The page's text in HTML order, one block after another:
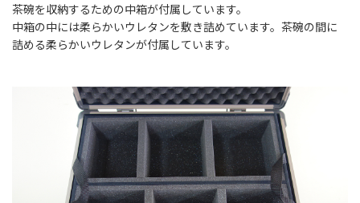
茶碗を収納するための中箱が付属しています。
中箱の中には柔らかいウレタンを敷き詰めています。茶碗の間に
詰める柔らかいウレタンが付属しています。